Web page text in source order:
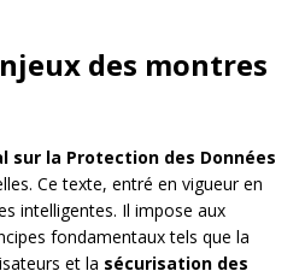
des montres
sur la Protection des Données
Ce texte, entré en vigueur en
intelligentes. Il impose aux
fondamentaux tels que la
et la sécurisation des